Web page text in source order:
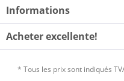
Informations
Acheter excellente!
* Tous les prix sont indiqués